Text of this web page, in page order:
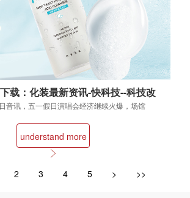
载：化装最新资讯-快科技--科技改
动未来
音讯，五一假日演唱会经济继续火爆，场馆
understand more
2 3 4 5 > >>